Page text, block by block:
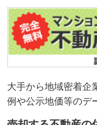
大手から地域密着企
例や公示地価等のデ